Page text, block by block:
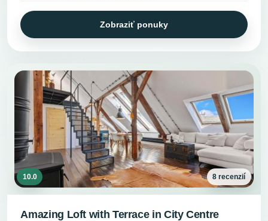
Zobraziť ponuky
10.0 8 recenzií
Amazing Loft with Terrace in City Centre